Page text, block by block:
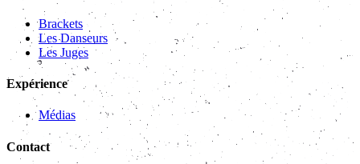
Brackets
Les Danseurs
Les Juges
Expérience
Médias
Contact